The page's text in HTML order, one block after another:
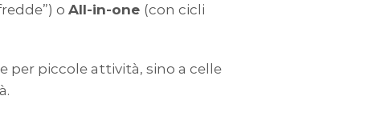
o All-in-one (con cicli
per piccole attività, sino a celle